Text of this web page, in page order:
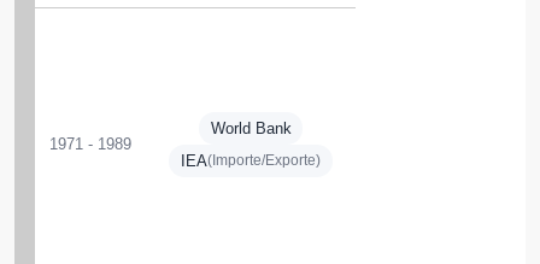
1971 - 1989
World Bank
IEA(Importe/Exporte)